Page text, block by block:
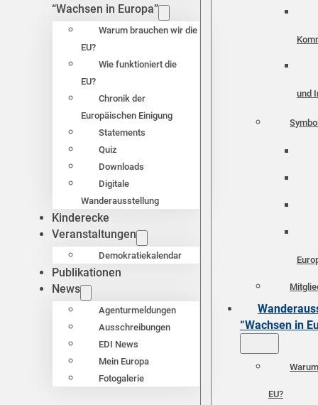
“Wachsen in Europa”
Warum brauchen wir die
EU?
Wie funktioniert die
EU?
Chronik der
Europäischen Einigung
Statements
Quiz
Downloads
Digitale
Wanderausstellung
Kinderecke
Veranstaltungen
Demokratiekalendar
Publikationen
News
Agenturmeldungen
Ausschreibungen
EDI News
Mein Europa
Fotogalerie
und
“Wachsen in
EU?